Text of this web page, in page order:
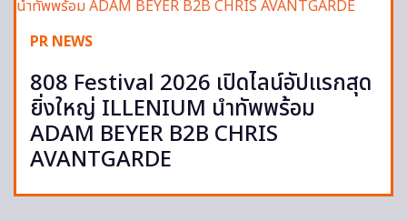
PR NEWS
808 Festival 2026 เปิดไลน์อัปแรกสุด
ยิ่งใหญ่ ILLENIUM นำทัพพร้อม
ADAM BEYER B2B CHRIS
AVANTGARDE